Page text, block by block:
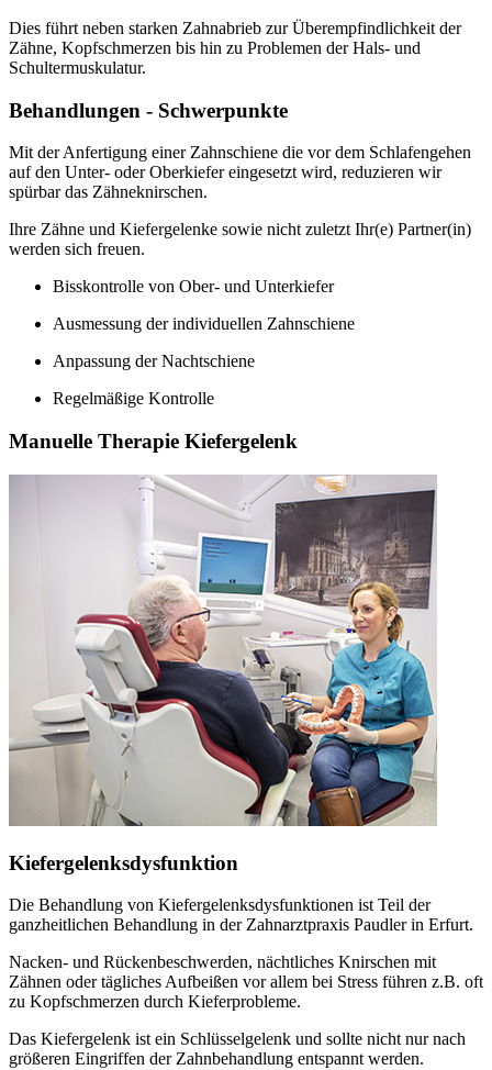
Dies führt neben starken Zahnabrieb zur Überempfindlichkeit der
Zähne, Kopfschmerzen bis hin zu Problemen der Hals- und
Schultermuskulatur.
Behandlungen - Schwerpunkte
Mit der Anfertigung einer Zahnschiene die vor dem Schlafengehen
auf den Unter- oder Oberkiefer eingesetzt wird, reduzieren wir
spürbar das Zähneknirschen.
Ihre Zähne und Kiefergelenke sowie nicht zuletzt Ihr(e) Partner(in)
werden sich freuen.
Bisskontrolle von Ober- und Unterkiefer
Ausmessung der individuellen Zahnschiene
Anpassung der Nachtschiene
Regelmäßige Kontrolle
Manuelle Therapie Kiefergelenk
Kiefergelenksdysfunktion
Die Behandlung von Kiefergelenksdysfunktionen ist Teil der
ganzheitlichen Behandlung in der Zahnarztpraxis Paudler in Erfurt.
Nacken- und Rückenbeschwerden, nächtliches Knirschen mit
Zähnen oder tägliches Aufbeißen vor allem bei Stress führen z.B. oft
zu Kopfschmerzen durch Kieferprobleme.
Das Kiefergelenk ist ein Schlüsselgelenk und sollte nicht nur nach
größeren Eingriffen der Zahnbehandlung entspannt werden.